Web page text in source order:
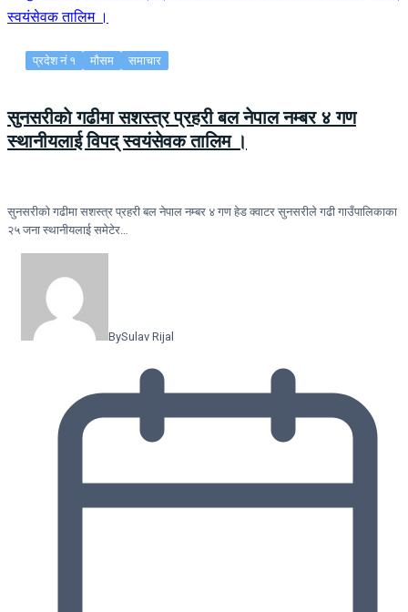
प्रदेश नं १ मौसम समाचार
सुनसरीकाे गढीमा सशस्त्र प्रहरी बल नेपाल नम्बर ४ गण
स्थानीयलाई विपद् स्वयंसेवक तालिम ।
सुनसरीकाे गढीमा सशस्त्र प्रहरी बल नेपाल नम्बर ४ गण हेड क्वाटर सुनसरीले गढी गाउँपालिकाका
२५ जना स्थानीयलाई समेटेर…
BySulav Rijal